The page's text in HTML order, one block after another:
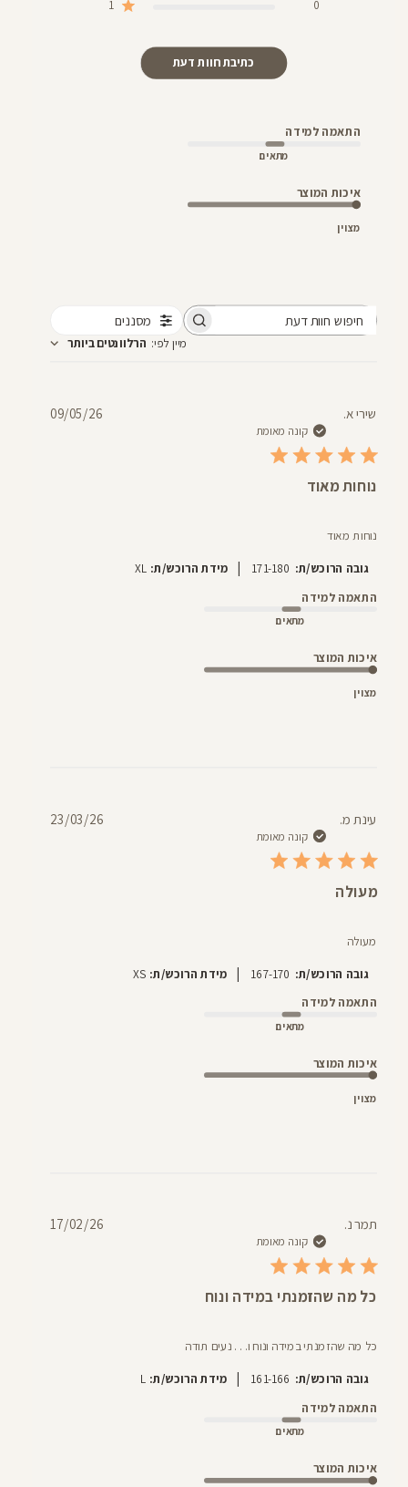
1 0
כתיבת חוות דעת
התאמה למידה
מתאים
איכות המוצר
מצוין
מסננים
מיין לפי: הרלוונטים ביותר
שירי א.
קונה מאומת
נוחות מאוד
נוחות מאוד
גובה הרוכש/ת: 171-180
| מידת הרוכש/ת: XL
התאמה למידה
מתאים
איכות המוצר
מצוין
תאריך09/05/26
עינת מ.
קונה מאומת
מעולה
מעולה
גובה הרוכש/ת: 167-170
| מידת הרוכש/ת: XS
התאמה למידה
מתאים
איכות המוצר
מצוין
23/03/26
תמר נ.
קונה מאומת
כל מה שהזמנתי במידה ונוח
כל מה שהזמנתי במידה ונוח ו. . . נעים תודה
גובה הרוכש/ת: 161-166 מידת הרוכש/ת: L
התאמה למידה
מתאים
איכות המוצר
תאריך17/02/26